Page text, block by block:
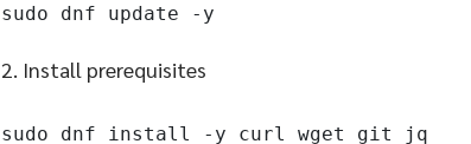
sudo dnf update -y
2. Install prerequisites
sudo dnf install -y curl wget git jq